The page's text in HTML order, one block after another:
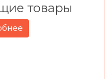
товары